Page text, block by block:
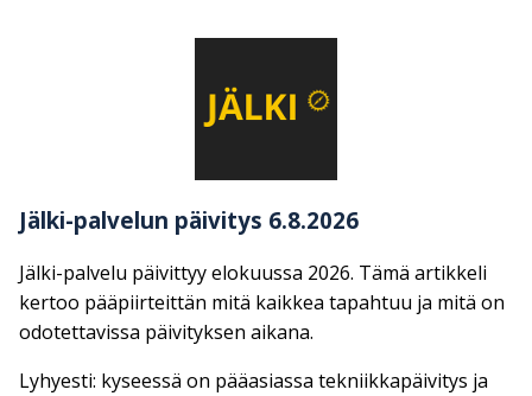
Jälki-palvelun päivitys 6.8.2026
Jälki-palvelu päivittyy elokuussa 2026. Tämä artikkeli
kertoo pääpiirteittän mitä kaikkea tapahtuu ja mitä on
odotettavissa päivityksen aikana.
Lyhyesti: kyseessä on pääasiassa tekniikkapäivitys ja